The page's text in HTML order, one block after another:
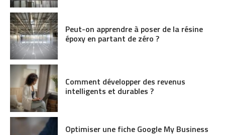
Peut-on apprendre à poser de la résine
époxy en partant de zéro ?
Comment développer des revenus
intelligents et durables ?
Optimiser une fiche Google My Business